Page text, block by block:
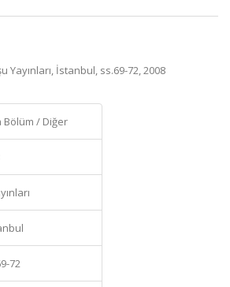
Yayınları, İstanbul, ss.69-72, 2008
Bölüm / Diğer
72